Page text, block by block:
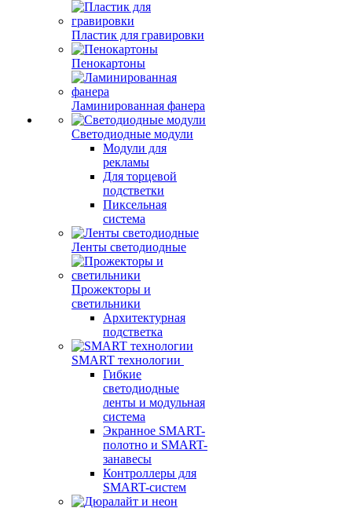
Пластик для гравировки
Пенокартоны
Ламинированная фанера
Светодиодные модули
Модули для
рекламы
Для торцевой
подстветки
Пиксельная
система
Ленты светодиодные
Прожекторы и
светильники
Архитектурная
подстветка
SMART технологии
Гибкие
светодиодные
ленты и модульная
система
Экранное SMART-
полотно и SMART-
занавесы
Контроллеры для
SMART-систем